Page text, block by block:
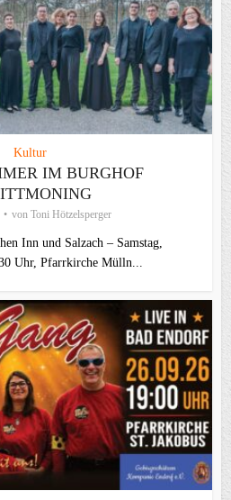
Kultur
IM BURGHOF
von Toni Hötzelsperger
Inn und Salzach – Samstag,
Uhr, Pfarrkirche Mülln...